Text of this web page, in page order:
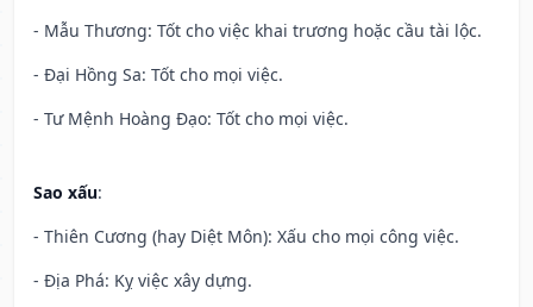
- Mẫu Thương: Tốt cho việc khai trương hoặc cầu tài lộc.
- Đại Hồng Sa: Tốt cho mọi việc.
- Tư Mệnh Hoàng Đạo: Tốt cho mọi việc.
Sao xấu:
- Thiên Cương (hay Diệt Môn): Xấu cho mọi công việc.
- Địa Phá: Kỵ việc xây dựng.